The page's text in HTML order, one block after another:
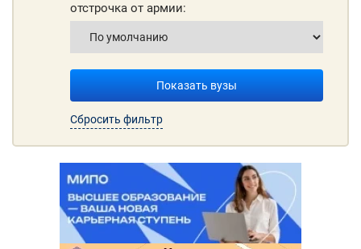
отстрочка от армии:
Показать вузы
Сбросить фильтр